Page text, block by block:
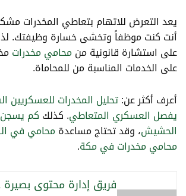
يعد التعرض للاتهام بتعاطي المخدرات
أنت كنت موظفاً وتخشى خسارة وظيفتك.
على استشارة قانونية منمحامي مخدرات
على الخدمات المناسبة من للمحاماة.
أعرف أكثر عن:تحليل المخدرات للعسكريين
يفصل العسكري المتعاطي. كذلك كم
الحشيش، وقد تحتاج مساعدةمحامي في
محامي مخدرات في مكة.
فريق إدارة محتوى بصيرة